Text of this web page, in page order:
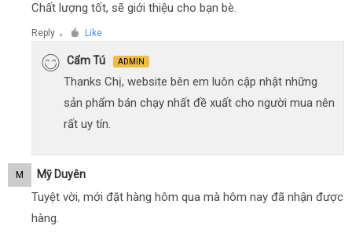
Chất lượng tốt, sẽ giới thiệu cho bạn bè.
Reply ● Like
Cẩm Tú ADMIN
Thanks Chị, website bên em luôn cập nhật những
sản phẩm bán chạy nhất đề xuất cho người mua nên
rất uy tín.
M Mỹ Duyên
Tuyệt vời, mới đặt hàng hôm qua mà hôm nay đã nhận được
hàng.